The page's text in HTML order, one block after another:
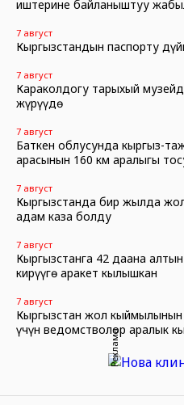
иштерине байланыштуу
7 август
Кыргызстандын паспорту
7 август
Караколдогу тарыхый
жүрүүдө
7 август
Баткен облусунда кыргыз-
арасынын 160 км аралыгы
7 август
Кыргызстанда бир жылда
адам каза болду
7 август
Кыргызстанга 42 даана
кирүүгө аракет кылышкан
7 август
Кыргызстан жол кыймылынын
үчүн ведомстволор аралык
Реклама